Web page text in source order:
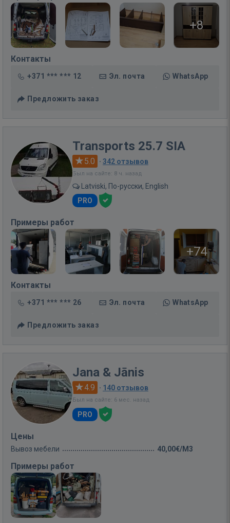
+8
Контакты
+371 *** *** 12 Эл. почта WhatsApp
Предложить заказ
Transports 25.7 SIA
5.0 · 342 отзывов
Был на сайте: 8 ч. назад
Latviski, По-русски, English
PRO
Примеры работ
+74
Контакты
+371 *** *** 26 Эл. почта WhatsApp
Предложить заказ
Jana & Jānis
4.9 · 140 отзывов
Был на сайте: 6 мес. назад
PRO
Цены
Вывоз мебели 40,00€/M3
Примеры работ